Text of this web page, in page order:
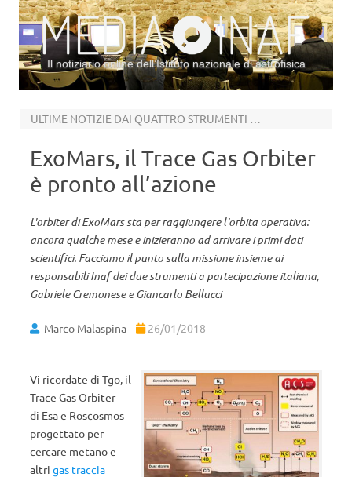
Il notiziario online dell’Istituto nazionale di astrofisica
ULTIME NOTIZIE DAI QUATTRO STRUMENTI DI BORDO
ExoMars, il Trace Gas Orbiter
è pronto all’azione
L'orbiter di ExoMars sta per raggiungere l'orbita operativa:
ancora qualche mese e inizieranno ad arrivare i primi dati
scientifici. Facciamo il punto sulla missione insieme ai
responsabili Inaf dei due strumenti a partecipazione italiana,
Gabriele Cremonese e Giancarlo Bellucci
Marco Malaspina 26/01/2018
Vi ricordate di Tgo, il
Trace Gas Orbiter
di Esa e Roscosmos
progettato per
cercare metano e
altri gas traccia